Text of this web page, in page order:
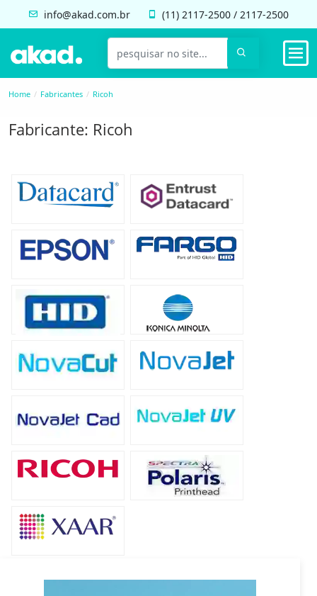
info@akad.com.br (11) 2117-2500 / 2117-2500
Home Fabricantes Ricoh
Fabricante: Ricoh